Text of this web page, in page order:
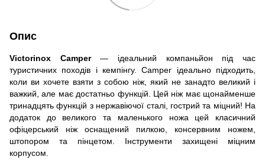
Опис
Victorinox Camper— ідеальний компаньйон під час
туристичних походів і кемпінгу. Camper ідеально підходить,
коли ви хочете взяти з собою ніж, який не занадто великий і
важкий, але має достатньо функцій. Цей ніж має щонайменше
тринадцять функцій з нержавіючої сталі, гострий та міцний! На
додаток до великого та маленького ножа цей класичний
офіцерський ніж оснащений пилкою, консервним ножем,
штопором та пінцетом. Інструменти захищені міцним
корпусом.